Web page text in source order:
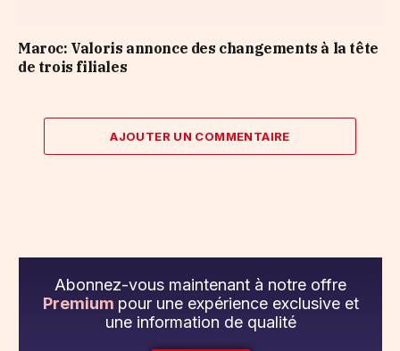
Maroc: Valoris annonce des changements à la tête
de trois filiales
AJOUTER UN COMMENTAIRE
Abonnez-vous maintenant à notre offre
Premium pour une expérience exclusive et
une information de qualité